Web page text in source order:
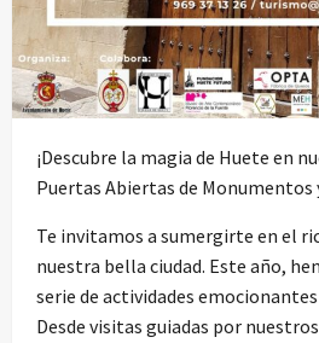
¡Descubre la magia de Huete en
Puertas Abiertas de Monumentos
Te invitamos a sumergirte en el
nuestra bella ciudad. Este año,
serie de actividades
Desde visitas guiadas por